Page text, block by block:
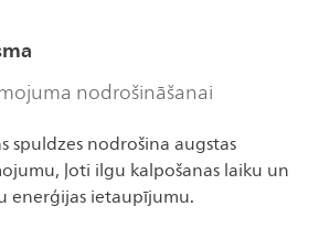
nodrošināšanai
spuldzes nodrošina augstas
ļoti ilgu kalpošanas laiku un
enerģijas ietaupījumu.